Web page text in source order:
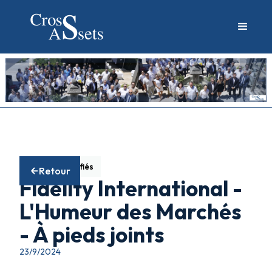
Retour
Fonds diversifiés
Fidelity International -
L'Humeur des Marchés
- À pieds joints
23/9/2024